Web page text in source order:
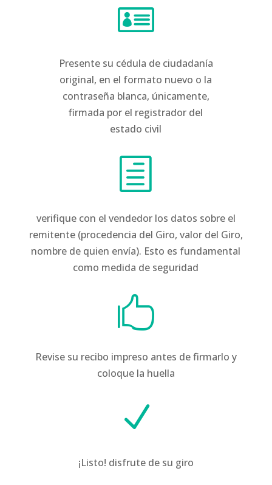

Presente su cédula de ciudadanía
original, en el formato nuevo o la
contraseña blanca, únicamente,
firmada por el registrador del
estado civil
h
verifique con el vendedor los datos sobre el
remitente (procedencia del Giro, valor del Giro,
nombre de quien envía). Esto es fundamental
como medida de seguridad

Revise su recibo impreso antes de firmarlo y
coloque la huella
N
¡Listo! disfrute de su giro